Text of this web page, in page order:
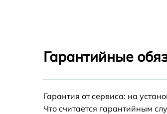
Замена термопасты Honor
Гарантийные
Гарантия от сервиса: на
Что считается гарантийным